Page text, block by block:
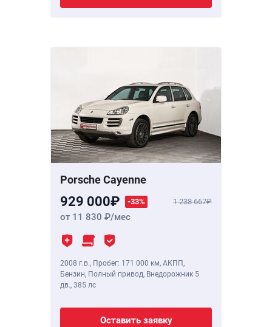
Porsche Cayenne
929 000 -33% 1 238 667
от 11 830 /мес
2008 г.в., Пробег: 171 000 км, АКПП,
Бензин, Полный привод, Внедорожник 5
дв., 385 лс
Оставить заявку